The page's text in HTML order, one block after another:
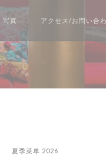
写真
((新しいウィンドウで開
アクセス/お問い合
夏季菜单 2026